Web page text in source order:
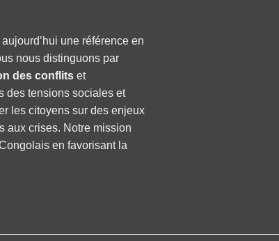
aujourd’hui une référence en
nous distinguons par
des conflits et
des tensions sociales et
les citoyens sur des enjeux
aux crises. Notre mission
en favorisant la